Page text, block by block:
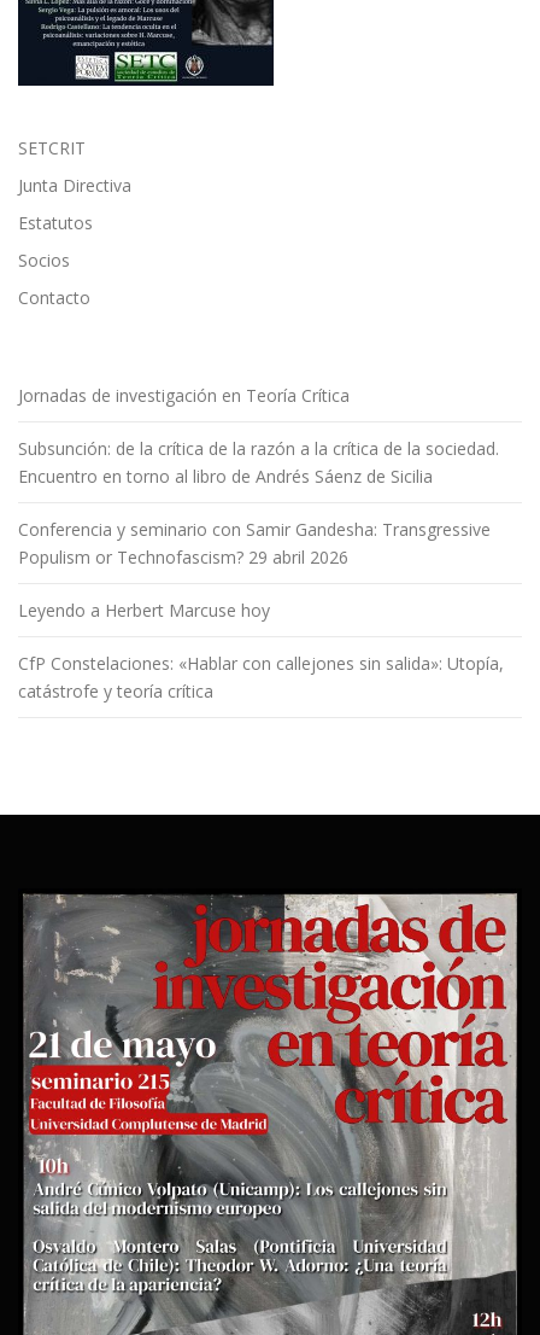
SETCRIT
Junta Directiva
Estatutos
Socios
Contacto
Jornadas de investigación en Teoría Crítica
Subsunción: de la crítica de la razón a la crítica de la sociedad.
Encuentro en torno al libro de Andrés Sáenz de Sicilia
Conferencia y seminario con Samir Gandesha: Transgressive
Populism or Technofascism? 29 abril 2026
Leyendo a Herbert Marcuse hoy
CfP Constelaciones: «Hablar con callejones sin salida»: Utopía,
catástrofe y teoría crítica